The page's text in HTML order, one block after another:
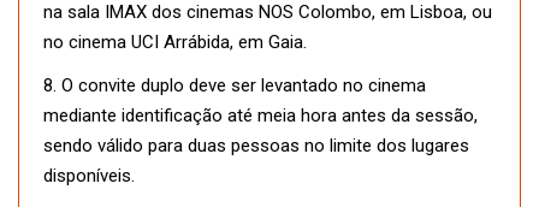
na sala IMAX dos cinemas NOS Colombo, em Lisboa, ou
no cinema UCI Arrábida, em Gaia.
8. O convite duplo deve ser levantado no cinema
mediante identificação até meia hora antes da sessão,
sendo válido para duas pessoas no limite dos lugares
disponíveis.